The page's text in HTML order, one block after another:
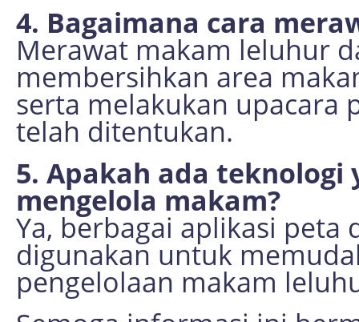
4. Bagaimana cara
Merawat makam leluhur
membersihkan area
serta melakukan upacara
telah ditentukan.
5. Apakah ada
mengelola makam?
Ya, berbagai aplikasi
digunakan untuk
pengelolaan makam